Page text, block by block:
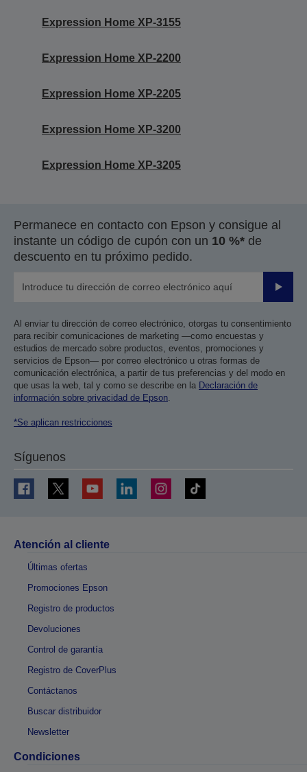
Expression Home XP-3155
Expression Home XP-2200
Expression Home XP-2205
Expression Home XP-3200
Expression Home XP-3205
Permanece en contacto con Epson y consigue al
instante un código de cupón con un 10 %* de
descuento en tu próximo pedido.
Enviar
Al enviar tu dirección de correo electrónico, otorgas tu consentimiento
para recibir comunicaciones de marketing —como encuestas y
estudios de mercado sobre productos, eventos, promociones y
servicios de Epson— por correo electrónico u otras formas de
comunicación electrónica, a partir de tus preferencias y del modo en
que usas la web, tal y como se describe en la Declaración de
información sobre privacidad de Epson.
*Se aplican restricciones
Síguenos
Atención al cliente
Últimas ofertas
Promociones Epson
Registro de productos
Devoluciones
Control de garantía
Registro de CoverPlus
Contáctanos
Buscar distribuidor
Newsletter
Condiciones